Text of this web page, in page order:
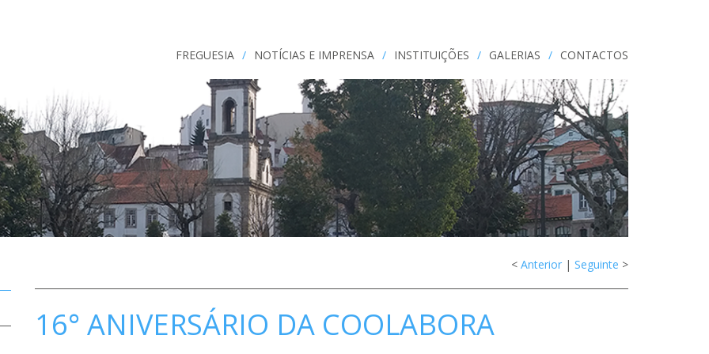
FREGUESIA / NOTÍCIAS E IMPRENSA / INSTITUIÇÕES / GALERIAS / CONTACTOS
< Anterior | Seguinte >
16° ANIVERSÁRIO DA COOLABORA